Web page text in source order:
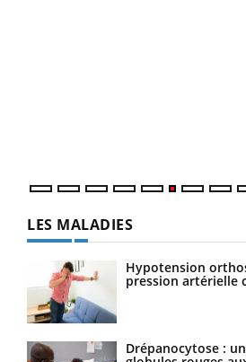
LES MALADIES
Hypotension
pression artérielle
Drépanocytose :